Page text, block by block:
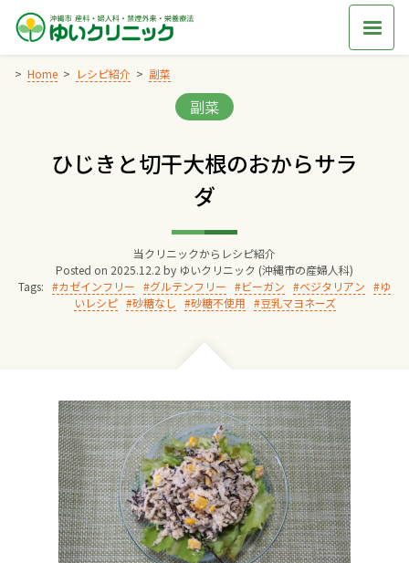
Skip
content
Home レシピ紹介 副菜
Categories:
副菜
ひじきと切干大根のおからサラ
ダ
当クリニックからレシピ紹介
Posted on 2025.12.2 by ゆいクリニック (沖縄市の産婦人科)
Tags:
カゼインフリー グルテンフリー ビーガン ベジタリアン
ゆ
いレシピ
砂糖なし 砂糖不使用 豆乳マヨネーズ
交通アクセス
院長からのごあいさつ
ゆいクリニックの経営理念
診療料金
お産について
親と子の結びつき支援
母乳育児